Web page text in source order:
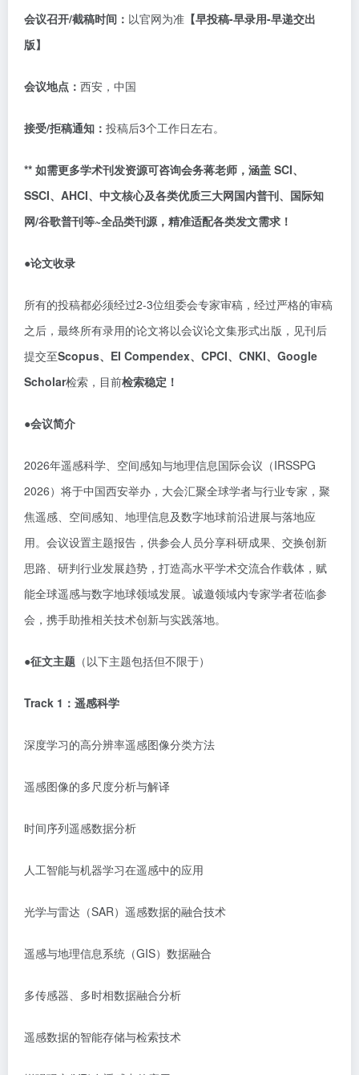
会议召开/截稿时间： 以官网为准 【早投稿-早录用-早递交出
版】
会议地点： 西安，中国
接受/拒稿通知： 投稿后3个工作日左右。
** 如需更多学术刊发资源可咨询会务蒋老师，涵盖 SCI、
SSCI、AHCI、中文核心及各类优质三大网国内普刊、国际知
网/谷歌普刊等~全品类刊源， 精准适配各类发文需求 ！
●论文收录
所有的投稿都必须经过2-3位组委会专家审稿，经过严格的审稿
之后，最终所有录用的论文将以会议论文集形式出版，见刊后
提交至Scopus、EI Compendex、CPCI、CNKI、Google
Scholar检索，目前检索稳定！
●会议简介
2026年遥感科学、空间感知与地理信息国际会议（IRSSPG
2026）将于中国西安举办，大会汇聚全球学者与行业专家，聚
焦遥感、空间感知、地理信息及数字地球前沿进展与落地应
用。会议设置主题报告，供参会人员分享科研成果、交换创新
思路、研判行业发展趋势，打造高水平学术交流合作载体，赋
能全球遥感与数字地球领域发展。诚邀领域内专家学者莅临参
会，携手助推相关技术创新与实践落地。
●征文主题 （以下主题包括但不限于）
Track 1：遥感科学
深度学习的高分辨率遥感图像分类方法
遥感图像的多尺度分析与解译
时间序列遥感数据分析
人工智能与机器学习在遥感中的应用
光学与雷达（SAR）遥感数据的融合技术
遥感与地理信息系统（GIS）数据融合
多传感器、多时相数据融合分析
遥感数据的智能存储与检索技术